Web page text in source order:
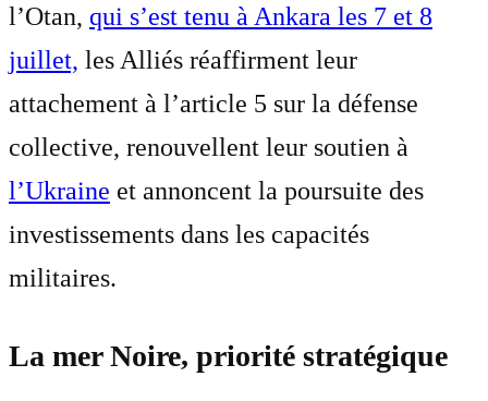
l’Otan, qui s’est tenu à Ankara les 7 et 8
juillet, les Alliés réaffirment leur
attachement à l’article 5 sur la défense
collective, renouvellent leur soutien à
l’Ukraine et annoncent la poursuite des
investissements dans les capacités
militaires.
La mer Noire, priorité stratégique